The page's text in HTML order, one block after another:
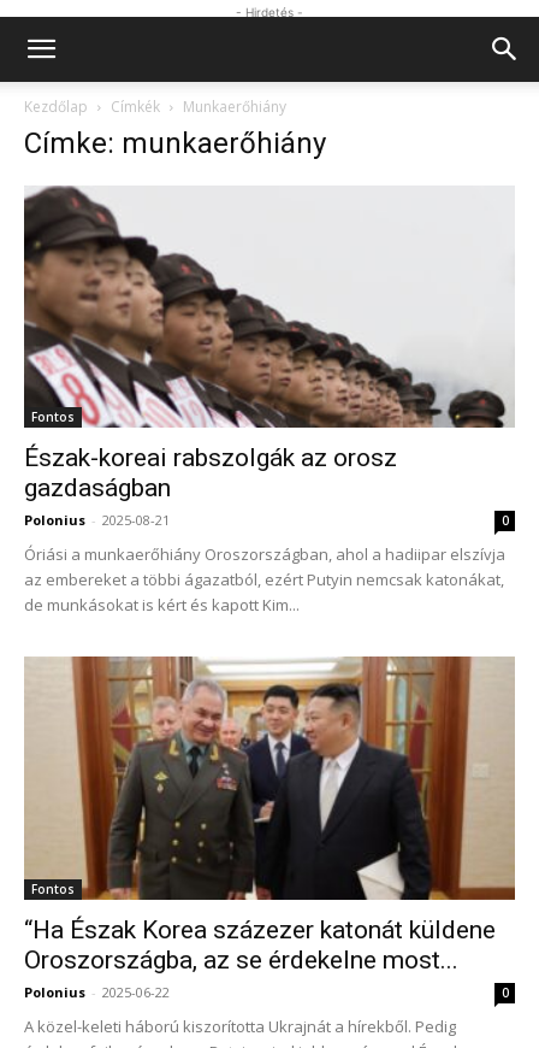
- Hirdetés -
Kezdőlap Címkék Munkaerőhiány
Címke: munkaerőhiány
Fontos
Észak-koreai rabszolgák az orosz
gazdaságban
Polonius - 2025-08-21 0
Óriási a munkaerőhiány Oroszországban, ahol a hadiipar elszívja
az embereket a többi ágazatból, ezért Putyin nemcsak katonákat,
de munkásokat is kért és kapott Kim...
Fontos
“Ha Észak Korea százezer katonát küldene
Oroszországba, az se érdekelne most...
Polonius - 2025-06-22 0
A közel-keleti háború kiszorította Ukrajnát a hírekből. Pedig